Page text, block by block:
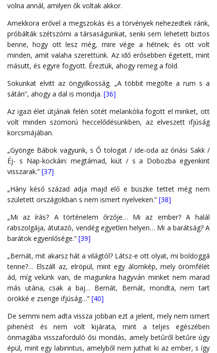
volna annál, amilyen ők voltak akkor.
Amekkora erővel a megszokás és a törvények nehezedtek ránk,
próbálták szétszórni a társaságunkat, senki sem lehetett biztos
benne, hogy ott lesz még, mire vége a hétnek; és ott volt
minden, amit valaha szerettünk. Az idő erősebben égetett, mint
másutt, és egyre fogyott. Éreztük, ahogy remeg a föld.
Sokunkat elvitt az öngyilkosság. „A többit megölte a rum s a
sátán”, ahogy a dal is mondja. [36]
Az igazi élet útjának felén sötét melankólia fogott el minket, ott
volt minden szomorú heccelődésünkben, az elveszett ifjúság
korcsmájában.
„Gyönge Bábok vagyunk, s Ő tologat / ide-oda az óriási Sakk /
Éj- s Nap-kockáin: megtámad, kiüt / s a Dobozba egyenkint
visszarak.” [37]
„Hány késő század adja majd elő e büszke tettet még nem
született országokban s nem ismert nyelveken.” [38]
„Mi az írás? A történelem őrzője… Mi az ember? A halál
rabszolgája, átutazó, vendég egyetlen helyen… Mi a barátság? A
barátok egyenlősége.” [39]
„Bernát, mit akarsz hát a világtól? Látsz-e ott olyat, mi boldoggá
tenne?… Elszáll az, elröpül, mint egy álomkép, mely örömfélét
ád, míg velünk van, de magunkra hagyván minket nem marad
más utána, csak a baj… Bernát, Bernát, mondta, nem tart
örökké e zsenge ifjúság…” [40]
De semmi nem adta vissza jobban ezt a jelent, mely nem ismert
pihenést és nem volt kijárata, mint a teljes egészében
önmagába visszaforduló ősi mondás, amely betűről betűre úgy
épül, mint egy labirintus, amelyből nem juthat ki az ember, s így